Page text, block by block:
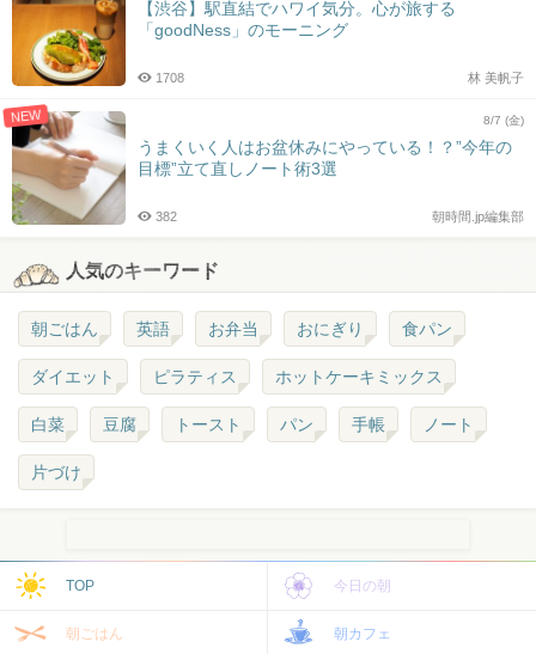
【渋谷】駅直結でハワイ気分。心が旅する
「goodNess」のモーニング
林 美帆子
1708
NEW 8/7 (金)
うまくいく人はお盆休みにやっている！？”今年の
目標”立て直しノート術3選
朝時間.jp編集部
382
人気のキーワード
朝ごはん 英語 お弁当 おにぎり 食パン
ダイエット ピラティス ホットケーキミックス
白菜 豆腐 トースト パン 手帳 ノート
片づけ
TOP 今日の朝
朝ごはん 朝カフェ